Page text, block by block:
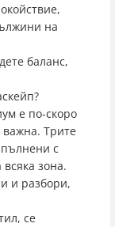
на
баланс,
е по-скоро
важна. Трите
с
зона.
и разбори,
се